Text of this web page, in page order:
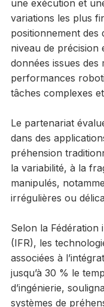
une exécution et
variations les plus
positionnement des
niveau de précision
données issues des
performances
tâches complexes
Le partenariat
dans des
préhension
la variabilité, à la
manipulés,
irrégulières ou
Selon la Fédération
(IFR), les
associées à
jusqu’à 30 % le
d’ingénierie,
systèmes de